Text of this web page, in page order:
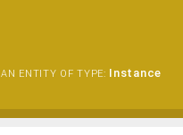
AN ENTITY OF TYPE: Instance